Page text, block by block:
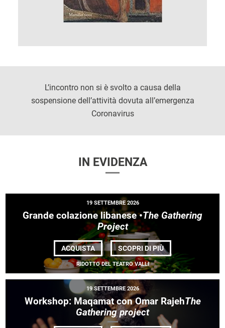
L’incontro non si è svolto a causa della
sospensione dell’attività dovuta all’emergenza
Coronavirus
IN EVIDENZA
19 SETTEMBRE 2026
Grande colazione libanese •The Gathering
Project
ACQUISTA SCOPRI DI PIÙDI
GRANDE
COLAZIONE
LIBANESE
•<EM>THE
RIDOTTO DEL TEATRO VALLI
19 SETTEMBRE 2026
Workshop: Maqamat con Omar RajehThe
Gathering project